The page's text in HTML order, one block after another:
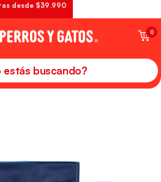
0
desde $39.990